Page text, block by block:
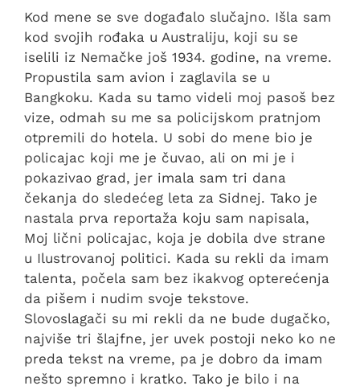
Kod mene se sve događalo slučajno. Išla sam
kod svojih rođaka u Australiju, koji su se
iselili iz Nemačke još 1934. godine, na vreme.
Propustila sam avion i zaglavila se u
Bangkoku. Kada su tamo videli moj pasoš bez
vize, odmah su me sa policijskom pratnjom
otpremili do hotela. U sobi do mene bio je
policajac koji me je čuvao, ali on mi je i
pokazivao grad, jer imala sam tri dana
čekanja do sledećeg leta za Sidnej. Tako je
nastala prva reportaža koju sam napisala,
Moj lični policajac, koja je dobila dve strane
u Ilustrovanoj politici. Kada su rekli da imam
talenta, počela sam bez ikakvog opterećenja
da pišem i nudim svoje tekstove.
Slovoslagači su mi rekli da ne bude dugačko,
najviše tri šlajfne, jer uvek postoji neko ko ne
preda tekst na vreme, pa je dobro da imam
nešto spremno i kratko. Tako je bilo i na